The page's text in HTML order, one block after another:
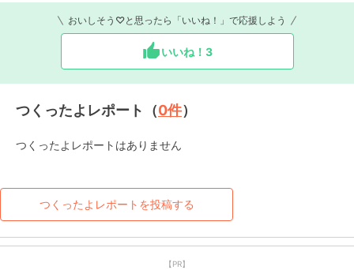
おいしそう♡と思ったら「いいね！」で応援しよう
いいね！ 3
つくったよレポート（0件）
つくったよレポートはありません
つくったよレポートを投稿する
【PR】